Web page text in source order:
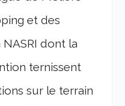
et des
NASRI dont la
ternissent
sur le terrain